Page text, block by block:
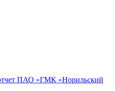
ПАО «ГМК «Норильский